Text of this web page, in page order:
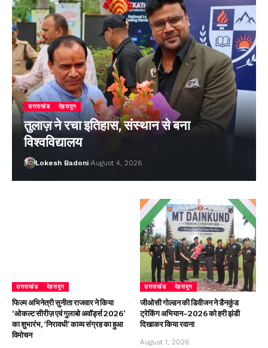
उत्तराखंड देहरादून
तुलाज़ ने रचा इतिहास, संस्थान से बना
विश्वविद्यालय
Lokesh Badoni August 4, 2026
उत्तराखंड देहरादून
फिल्म अभिनेत्री सुनीता राजवार ने किया
‘ओकल्ट सीरीज़ एवं गुलाबो अवॉर्ड्स 2026’
का शुभारंभ, ‘निरावधी’ काव्य संग्रह का हुआ
विमोचन
उत्तराखंड देहरादून
जीओसी गोल्डन की डिवीजन ने डैनकुंड
ट्रेकिंग अभियान–2026 को हरी झंडी
दिखाकर किया रवाना
August 1, 2026